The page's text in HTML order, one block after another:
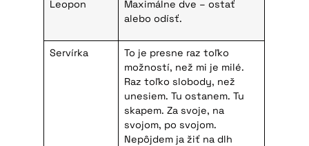
Leopon
Maximálne dve – ostať
alebo odísť.
Servírka
To je presne raz toľko
možností, než mi je milé.
Raz toľko slobody, než
unesiem. Tu ostanem. Tu
skapem. Za svoje, na
svojom, po svojom.
Nepôjdem ja žiť na dlh